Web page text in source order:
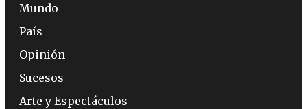
Mundo
País
Opinión
Sucesos
Arte y Espectáculos